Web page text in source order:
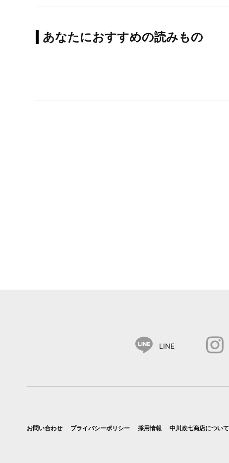
あなたにおすすめの読みもの
LINE
お問い合わせ プライバシーポリシー 採用情報 中川政七商店について